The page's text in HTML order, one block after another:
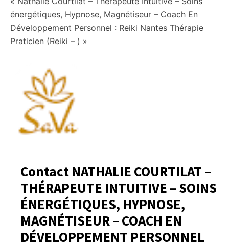
énergétiques, Hypnose, Magnétiseur – Coach En
Développement Personnel : Reiki Nantes Thérapie
Praticien (Reiki – ) »
Contact NATHALIE COURTILAT –
THÉRAPEUTE INTUITIVE – SOINS
ÉNERGÉTIQUES, HYPNOSE,
MAGNÉTISEUR – COACH EN
DÉVELOPPEMENT PERSONNEL